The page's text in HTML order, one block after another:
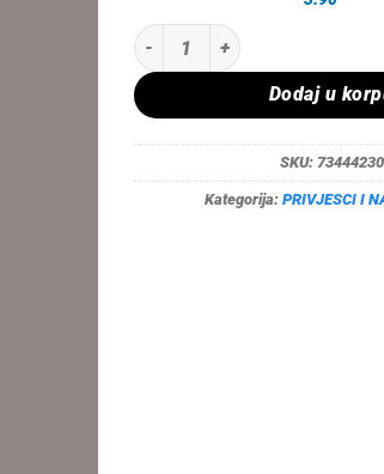
STIKERI NALJEPNICE YAMAHA
Dodaj u
SKU: 73444230
Kategorija: PRIVJESCI I